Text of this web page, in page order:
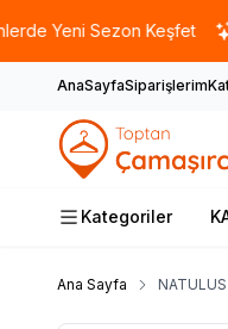
Yeni Sezon Keşfet
AnaSayfaSiparişlerim
Kategoriler
Ana Sayfa NATULUS